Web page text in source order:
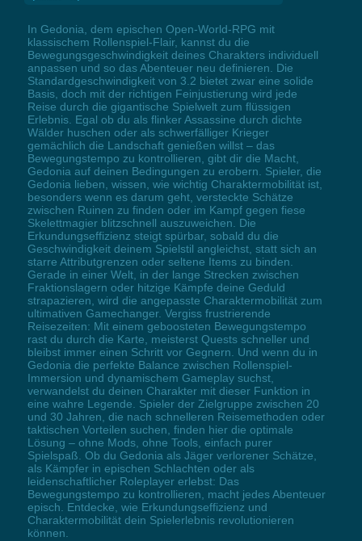
In Gedonia, dem epischen Open-World-RPG mit
klassischem Rollenspiel-Flair, kannst du die
Bewegungsgeschwindigkeit deines Charakters individuell
anpassen und so das Abenteuer neu definieren. Die
Standardgeschwindigkeit von 3.2 bietet zwar eine solide
Basis, doch mit der richtigen Feinjustierung wird jede
Reise durch die gigantische Spielwelt zum flüssigen
Erlebnis. Egal ob du als flinker Assassine durch dichte
Wälder huschen oder als schwerfälliger Krieger
gemächlich die Landschaft genießen willst – das
Bewegungstempo zu kontrollieren, gibt dir die Macht,
Gedonia auf deinen Bedingungen zu erobern. Spieler, die
Gedonia lieben, wissen, wie wichtig Charaktermobilität ist,
besonders wenn es darum geht, versteckte Schätze
zwischen Ruinen zu finden oder im Kampf gegen fiese
Skelettmagier blitzschnell auszuweichen. Die
Erkundungseffizienz steigt spürbar, sobald du die
Geschwindigkeit deinem Spielstil angleichst, statt sich an
starre Attributgrenzen oder seltene Items zu binden.
Gerade in einer Welt, in der lange Strecken zwischen
Fraktionslagern oder hitzige Kämpfe deine Geduld
strapazieren, wird die angepasste Charaktermobilität zum
ultimativen Gamechanger. Vergiss frustrierende
Reisezeiten: Mit einem geboosteten Bewegungstempo
rast du durch die Karte, meisterst Quests schneller und
bleibst immer einen Schritt vor Gegnern. Und wenn du in
Gedonia die perfekte Balance zwischen Rollenspiel-
Immersion und dynamischem Gameplay suchst,
verwandelst du deinen Charakter mit dieser Funktion in
eine wahre Legende. Spieler der Zielgruppe zwischen 20
und 30 Jahren, die nach schnelleren Reisemethoden oder
taktischen Vorteilen suchen, finden hier die optimale
Lösung – ohne Mods, ohne Tools, einfach purer
Spielspaß. Ob du Gedonia als Jäger verlorener Schätze,
als Kämpfer in epischen Schlachten oder als
leidenschaftlicher Roleplayer erlebst: Das
Bewegungstempo zu kontrollieren, macht jedes Abenteuer
episch. Entdecke, wie Erkundungseffizienz und
Charaktermobilität dein Spielerlebnis revolutionieren
können.